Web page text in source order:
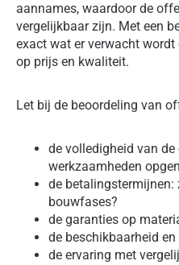
aannames, waardoor de
vergelijkbaar zijn. Met een
exact wat er verwacht
op prijs en kwaliteit.
Let bij de beoordeling van
de volledigheid van
werkzaamheden
de betalingstermijnen:
bouwfases?
de garanties op
de beschikbaarheid
de ervaring met